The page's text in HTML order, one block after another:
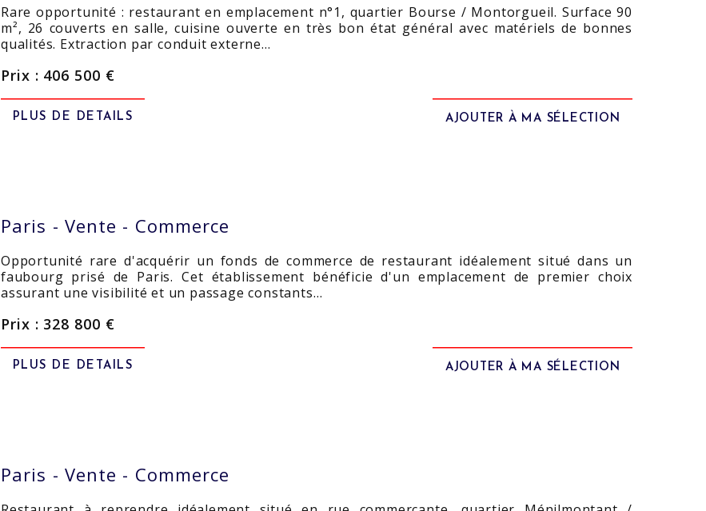
Rare opportunité : restaurant en emplacement n°1, quartier Bourse / Montorgueil. Surface 90
m², 26 couverts en salle, cuisine ouverte en très bon état général avec matériels de bonnes
qualités. Extraction par conduit externe…
Prix : 406 500 €
PLUS DE DETAILS AJOUTER À MA SÉLECTION
Paris - Vente - Commerce
Opportunité rare d'acquérir un fonds de commerce de restaurant idéalement situé dans un
faubourg prisé de Paris. Cet établissement bénéficie d'un emplacement de premier choix
assurant une visibilité et un passage constants…
Prix : 328 800 €
PLUS DE DETAILS AJOUTER À MA SÉLECTION
Paris - Vente - Commerce